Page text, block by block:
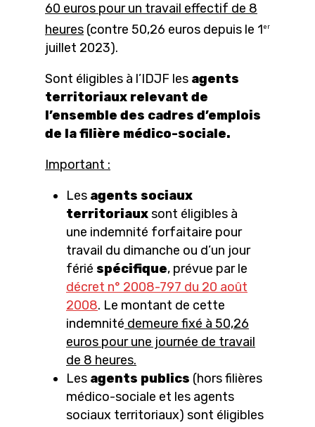
60 euros pour un travail effectif de 8
heures (contre 50,26 euros depuis le 1 er
juillet 2023).
Sont éligibles à l’IDJF les agents
territoriaux relevant de
l’ensemble des cadres d’emplois
de la filière médico-sociale.
Important :
Les agents sociaux
territoriauxsont éligibles à
une indemnité forfaitaire pour
travail du dimanche ou d’un jour
férié spécifique, prévue par le
décret n° 2008-797 du 20 août
2008. Le montant de cette
indemnité demeure fixé à 50,26
euros pour une journée de travail
de 8 heures.
Les agents publics (hors filières
médico-sociale et les agents
sociaux territoriaux) sont éligibles